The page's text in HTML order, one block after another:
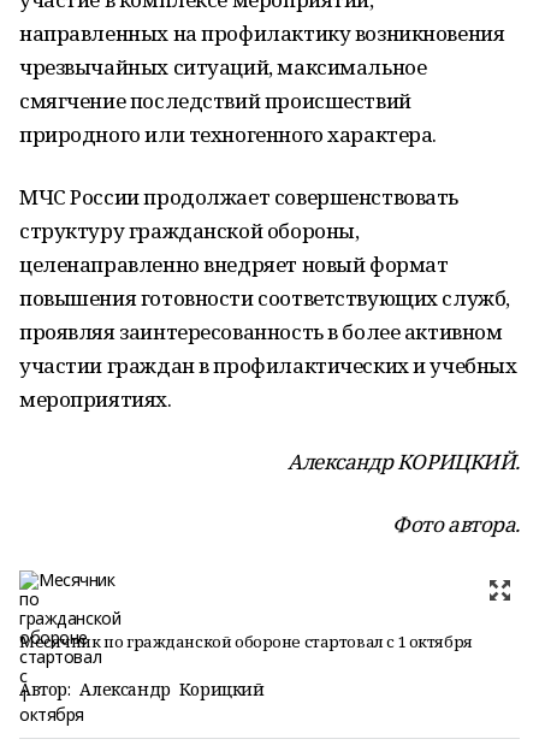
направленных на профилактику возникновения
чрезвычайных ситуаций, максимальное
смягчение последствий происшествий
природного или техногенного характера.
МЧС России продолжает совершенствовать
структуру гражданской обороны,
целенаправленно внедряет новый формат
повышения готовности соответствующих служб,
проявляя заинтересованность в более активном
участии граждан в профилактических и учебных
мероприятиях.
Александр КОРИЦКИЙ.
Фото автора.
Месячник по гражданской обороне стартовал с 1 октября
Автор: Александр Корицкий